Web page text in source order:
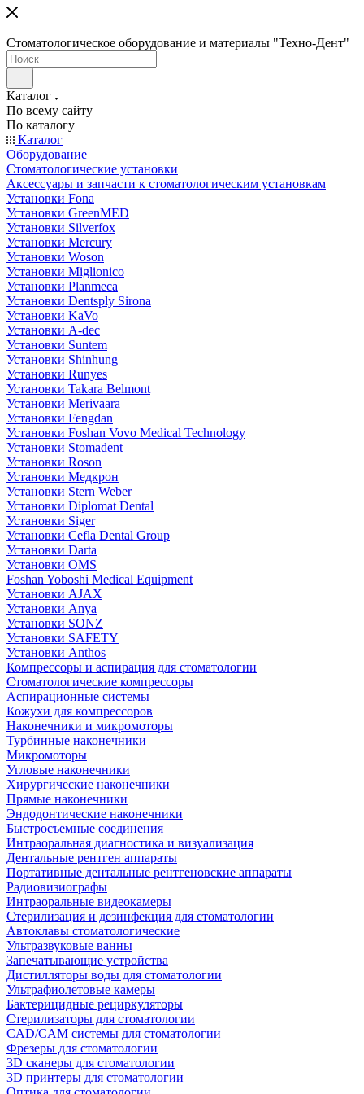
Стоматологическое оборудование и материалы "Техно-Дент"
Каталог
По всему сайту
По каталогу
Каталог
Оборудование
Стоматологические установки
Аксессуары и запчасти к стоматологическим установкам
Установки Fona
Установки GreenMED
Установки Silverfox
Установки Mercury
Установки Woson
Установки Miglionico
Установки Planmeca
Установки Dentsply Sirona
Установки KaVo
Установки A-dec
Установки Suntem
Установки Shinhung
Установки Runyes
Установки Takara Belmont
Установки Merivaara
Установки Fengdan
Установки Foshan Vovo Medical Technology
Установки Stomadent
Установки Roson
Установки Медкрон
Установки Stern Weber
Установки Diplomat Dental
Установки Siger
Установки Cefla Dental Group
Установки Darta
Установки OMS
Foshan Yoboshi Medical Equipment
Установки AJAX
Установки Anya
Установки SONZ
Установки SAFETY
Установки Anthos
Компрессоры и аспирация для стоматологии
Стоматологические компрессоры
Аспирационные системы
Кожухи для компрессоров
Наконечники и микромоторы
Турбинные наконечники
Микромоторы
Угловые наконечники
Хирургические наконечники
Прямые наконечники
Эндодонтические наконечники
Быстросъемные соединения
Интраоральная диагностика и визуализация
Дентальные рентген аппараты
Портативные дентальные рентгеновские аппараты
Радиовизиографы
Интраоральные видеокамеры
Стерилизация и дезинфекция для стоматологии
Автоклавы стоматологические
Ультразвуковые ванны
Запечатывающие устройства
Дистилляторы воды для стоматологии
Ультрафиолетовые камеры
Бактерицидные рециркуляторы
Стерилизаторы для стоматологии
CAD/CAM системы для стоматологии
Фрезеры для стоматологии
3D cканеры для стоматологии
3D принтеры для стоматологии